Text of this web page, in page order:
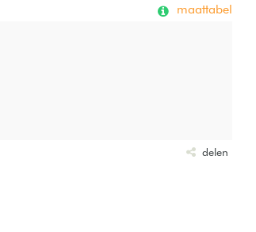
maattabel
delen